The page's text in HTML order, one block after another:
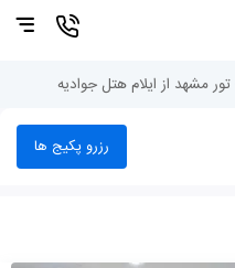
تور مشهد از ایلام هتل جوادیه
رزرو پکیج ها